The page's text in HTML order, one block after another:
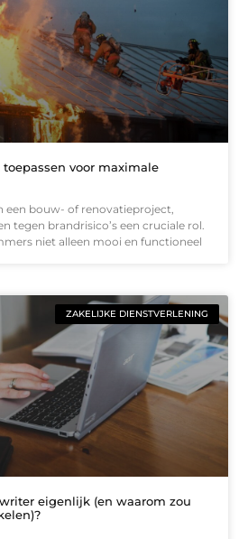
toepassen voor maximale
een bouw- of renovatieproject,
tegen brandrisico’s een cruciale rol.
niet alleen mooi en functioneel
ZAKELIJKE DIENSTVERLENING
eigenlijk (en waarom zou